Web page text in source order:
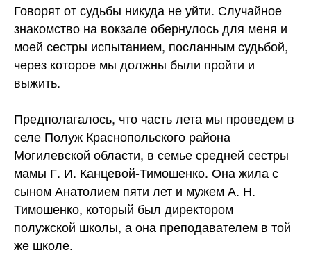
Говорят от судьбы никуда не уйти. Случайное
знакомство на вокзале обернулось для меня и
моей сестры испытанием, посланным судьбой,
через которое мы должны были пройти и
выжить.
Предполагалось, что часть лета мы проведем в
селе Полуж Краснопольского района
Могилевской области, в семье средней сестры
мамы Г. И. Канцевой-Тимошенко. Она жила с
сыном Анатолием пяти лет и мужем А. Н.
Тимошенко, который был директором
полужской школы, а она преподавателем в той
же школе.